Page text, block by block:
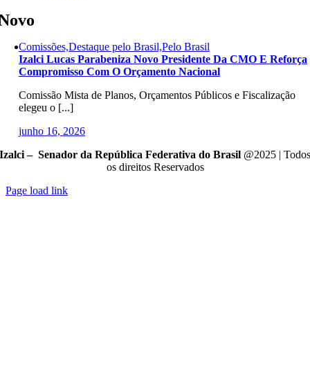
Comissões,Destaque pelo Brasil,Pelo Brasil
Izalci Lucas Parabeniza Novo Presidente Da CMO E Reforça
Compromisso Com O Orçamento Nacional
Comissão Mista de Planos, Orçamentos Públicos e Fiscalização
elegeu o [...]
junho 16, 2026
Izalci – Senador da República Federativa do Brasil @2025 | Todos
os direitos Reservados
Page load link